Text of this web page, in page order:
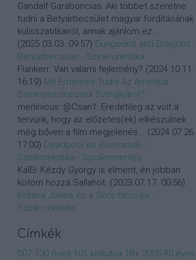
Gandalf Garaboncias: Aki többet szeretne
tudni a Betyárbecsület magyar fordításának
kulisszatitkairól, annak ajánlom ez...
(2025.03.03. 09:57) Dungeons and Dragons -
Betyárbecsület - Szinkronkritika
Flankerr: Van valami fejlemény? (2024.10.11.
16:19) Mit Érdemes Tudni Az Amerikai
Szinkronszínészek Sztrájkjáról?
merlinicus: @Csan1: Eredetileg az volt a
tervünk, hogy az előzetes(ek) elkészülnek
még bőven a film megjelenés... (2024.07.26.
17:00) Deadpool és Rozsomák -
Szinkronkritika - Spoilermentes
KalEl: Kézdy György is elment, én jobban
kötöm hozzá Sallahot. (2023.07.17. 00:56)
Indiana Jones és a Sors tárcsája -
Szinkronkritika
Címkék
007 100 éves 101 kiskutya 18+ 2005 40 éves